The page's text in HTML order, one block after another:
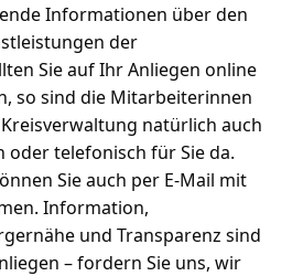
Informationen über den
der
Sie auf Ihr Anliegen online
so sind die Mitarbeiterinnen
natürlich auch
oder telefonisch für Sie da.
Sie auch per E-Mail mit
Information,
und Transparenz sind
– fordern Sie uns, wir